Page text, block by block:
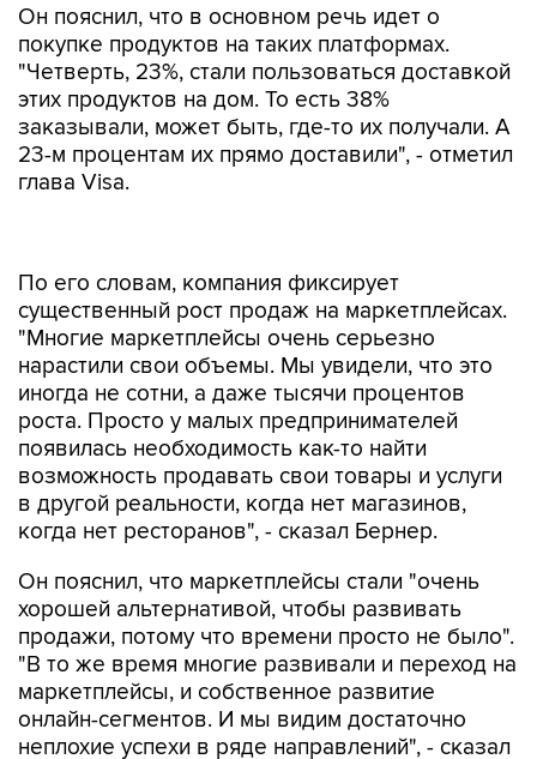
Он пояснил, что в основном речь идет о
покупке продуктов на таких платформах.
"Четверть, 23%, стали пользоваться доставкой
этих продуктов на дом. То есть 38%
заказывали, может быть, где-то их получали. А
23-м процентам их прямо доставили", - отметил
глава Visa.
"Многие маркетплейсы очень серьезно
нарастили свои объемы. Мы увидели, что это
иногда не сотни, а даже тысячи процентов
роста. Просто у малых предпринимателей
появилась необходимость как-то найти
возможность продавать свои товары и услуги
в другой реальности, когда нет магазинов,
когда нет ресторанов", - сказал Бернер.
Он пояснил, что маркетплейсы стали "очень
продажи, потому что времени просто не было".
"В то же время многие развивали и переход на
маркетплейсы, и собственное развитие
онлайн-сегментов. И мы видим достаточно
неплохие успехи в ряде направлений", - сказал
глава Visa.